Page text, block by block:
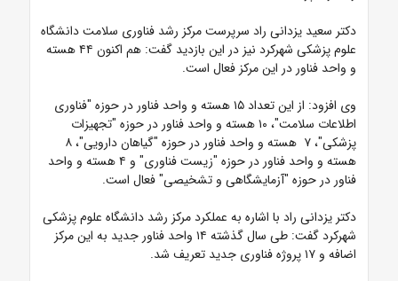
دکتر سعید یزدانی راد سرپرست مرکز رشد فناوری سلامت دانشگاه
علوم پزشکی شهرکرد نیز در این بازدید گفت: هم اکنون ۴۴ هسته
و واحد فناور در این مرکز فعال است.
وی افزود: از این تعداد ۱۵ هسته و واحد فناور در حوزه "فناوری
اطلاعات سلامت"، ۱۰ هسته و واحد فناور در حوزه "تجهیزات
پزشکی"، ۷ هسته و واحد فناور در حوزه "گیاهان دارویی"، ۸
هسته و واحد فناور در حوزه "زیست فناوری" و ۴ هسته و واحد
فناور در حوزه "آزمایشگاهی و تشخیصی" فعال است.
دکتر یزدانی راد با اشاره به عملکرد مرکز رشد دانشگاه علوم پزشکی
شهرکرد گفت: طی سال گذشته ۱۴ واحد فناور جدید به این مرکز
اضافه و ۱۷ پروژه فناوری جدید تعریف شد.